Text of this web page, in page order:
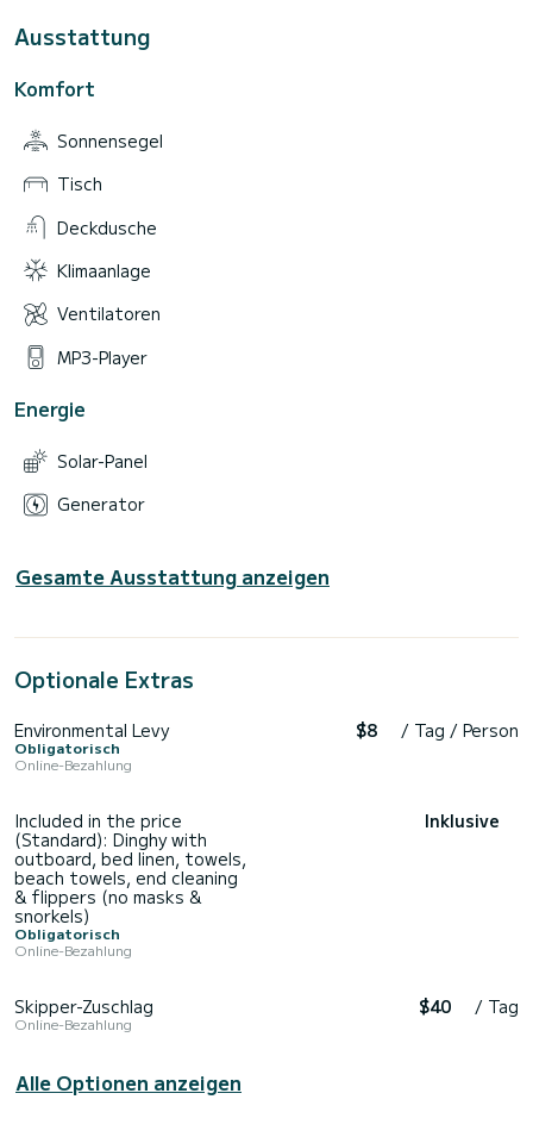
Ausstattung
Komfort
Sonnensegel
Tisch
Deckdusche
Klimaanlage
Ventilatoren
MP3-Player
Energie
Solar-Panel
Generator
Gesamte Ausstattung anzeigen
Optionale Extras
Environmental Levy
Obligatorisch
Online-Bezahlung
$8 / Tag / Person
Included in the price
(Standard): Dinghy with
outboard, bed linen, towels,
beach towels, end cleaning
& flippers (no masks &
snorkels)
Obligatorisch
Online-Bezahlung
Inklusive
Skipper-Zuschlag
Online-Bezahlung
$40 / Tag
Alle Optionen anzeigen